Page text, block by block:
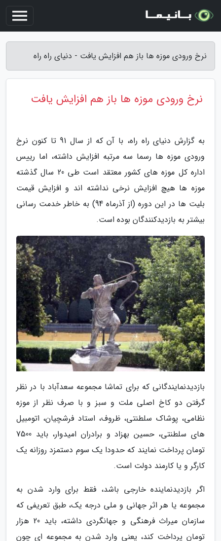
نرخ ورودی موزه ها باز هم افزایش یافت - دنیای راه راه
نرخ ورودی موزه ها باز هم افزایش یافت
به گزارش دنیای راه راه، با آن که از سال 91 تا کنون نرخ
ورودی موزه ها رسما سه مرتبه افزایش داشته، اما رییس
اداره کل موزه های کشور معتقد است طی 20 سال گذشته
موزه ها هیچ افزایش نرخی نداشته اند و افزایش قیمت
بلیت ها در این دوره (از آذرماه 94) به خاطر خدمت رسانی
بیشتر به بازدیدکنندگان بوده است.
بازدیدنمایندگانی که برای تماشا مجموعه سعدآباد با در نظر
گرفتن دو کاخ اصلی ملت و سبز و با صرف نظر از موزه
نظامی، پوشاک سلطنتی، ظروف، استاد فرشچیان، اتومبیل
های سلطنتی، حسین بهزاد و برادران امیدوار، باید 7500
تومان پرداخت نمایند که حدودا یک سوم دستمزد روزانه یک
کارگر و یا کارمند دولت است.
اگر بازدیدنماینده خارجی باشد، فقط برای وارد شدن به
مجموعه یا هر اثر جهانی و ملی درجه یک، طبق تعریفی که
سازمان میراث فرهنگی و جهانگردی داشته، باید 20 هزار
تومان پرداخت کند، یعنی وارد شدن به مجموعه ای چون